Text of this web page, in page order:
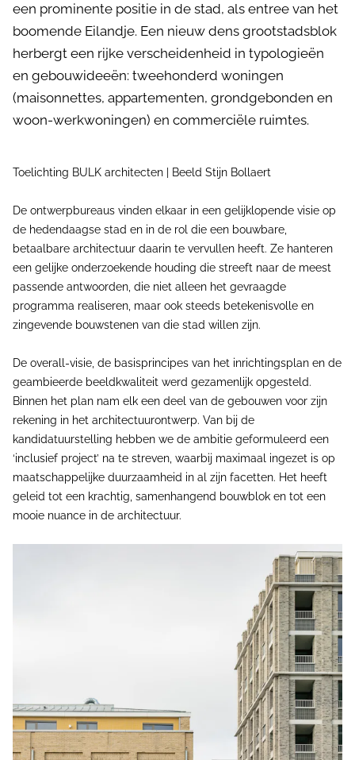
een prominente positie in de stad, als entree van het
boomende Eilandje. Een nieuw dens grootstadsblok
herbergt een rijke verscheidenheid in typologieën
en gebouwideeën: tweehonderd woningen
(maisonnettes, appartementen, grondgebonden en
woon-werkwoningen) en commerciële ruimtes.
Toelichting BULK architecten | Beeld Stijn Bollaert
De ontwerpbureaus vinden elkaar in een gelijklopende visie op
de hedendaagse stad en in de rol die een bouwbare,
betaalbare architectuur daarin te vervullen heeft. Ze hanteren
een gelijke onderzoekende houding die streeft naar de meest
passende antwoorden, die niet alleen het gevraagde
programma realiseren, maar ook steeds betekenisvolle en
zingevende bouwstenen van die stad willen zijn.
De overall-visie, de basisprincipes van het inrichtingsplan en de
geambieerde beeldkwaliteit werd gezamenlijk opgesteld.
Binnen het plan nam elk een deel van de gebouwen voor zijn
rekening in het architectuurontwerp. Van bij de
kandidatuurstelling hebben we de ambitie geformuleerd een
‘inclusief project’ na te streven, waarbij maximaal ingezet is op
maatschappelijke duurzaamheid in al zijn facetten. Het heeft
geleid tot een krachtig, samenhangend bouwblok en tot een
mooie nuance in de architectuur.